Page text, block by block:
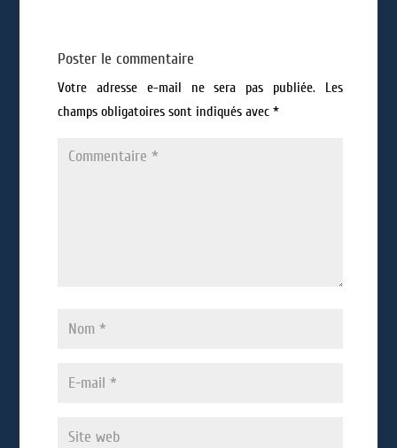
Poster le commentaire
Votre adresse e-mail ne sera pas publiée.
Les
champs obligatoires sont indiqués avec *